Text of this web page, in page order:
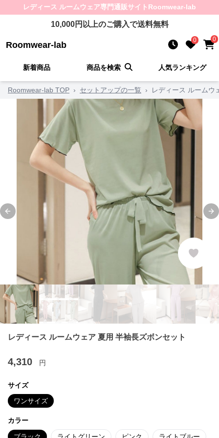
レディース ルームウェア専門通販サイト Roomwear-lab
10,000円以上のご購入で送料無料
Roomwear-lab 0 0
新着商品 商品を検索 人気ランキング
Roomwear-lab TOP › セットアップの一覧 › レディース ルームウ
Previous slide
レディース ルームウェア 夏用 半袖長ズボンセット
4,310 円
サイズ
ワンサイズ
カラー